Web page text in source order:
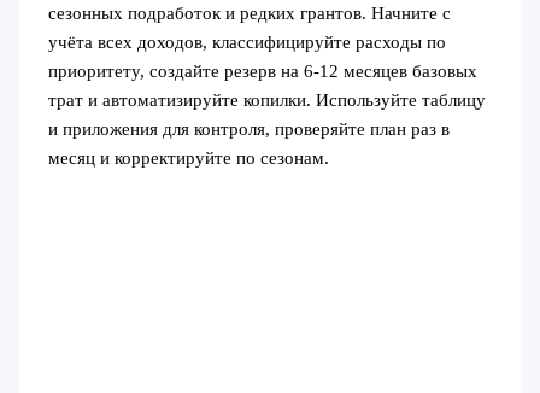
сезонных подработок и редких грантов. Начните с
учёта всех доходов, классифицируйте расходы по
приоритету, создайте резерв на 6-12 месяцев базовых
трат и автоматизируйте копилки. Используйте таблицу
и приложения для контроля, проверяйте план раз в
месяц и корректируйте по сезонам.